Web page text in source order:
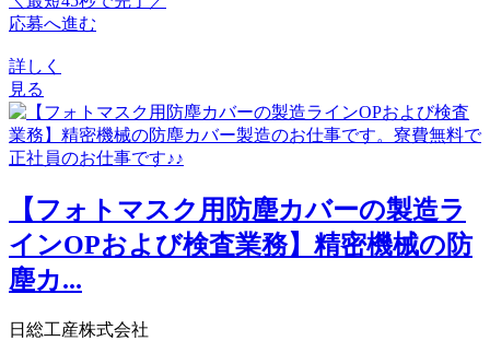
応募へ進む
詳しく
見る
【フォトマスク用防塵カバーの製造ラ
インOPおよび検査業務】精密機械の防
塵カ...
日総工産株式会社